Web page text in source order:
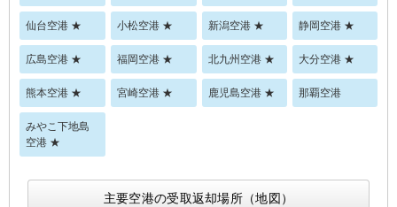
仙台空港 ★ 小松空港 ★ 新潟空港 ★ 静岡空港 ★
広島空港 ★ 福岡空港 ★ 北九州空港 ★ 大分空港 ★
熊本空港 ★ 宮崎空港 ★ 鹿児島空港 ★ 那覇空港
みやこ下地島
空港 ★
主要空港の受取返却場所（地図）